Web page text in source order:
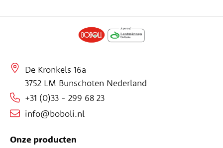
De Kronkels 16a
3752 LM Bunschoten Nederland
+31 (0)33 - 299 68 23
info@boboli.nl
Onze producten